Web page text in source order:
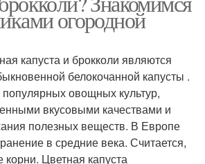
огородной
капуста и брокколи являются
белокочанной капусты .
овощных культур,
вкусовыми качествами и
полезных веществ. В Европе
в средние века. Считается,
корни. Цветная капуста